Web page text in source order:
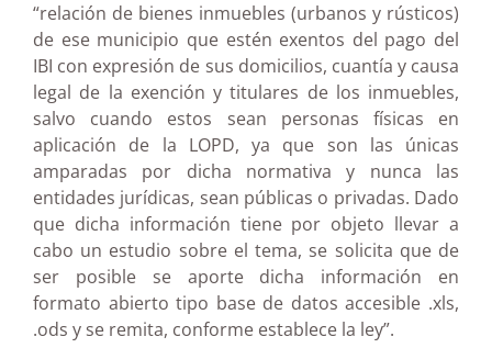
“relación de bienes inmuebles (urbanos y rústicos)
de ese municipio que estén exentos del pago del
IBI con expresión de sus domicilios, cuantía y causa
legal de la exención y titulares de los inmuebles,
salvo cuando estos sean personas físicas en
aplicación de la LOPD, ya que son las únicas
amparadas por dicha normativa y nunca las
entidades jurídicas, sean públicas o privadas. Dado
que dicha información tiene por objeto llevar a
cabo un estudio sobre el tema, se solicita que de
ser posible se aporte dicha información en
formato abierto tipo base de datos accesible .xls,
.ods y se remita, conforme establece la ley”.